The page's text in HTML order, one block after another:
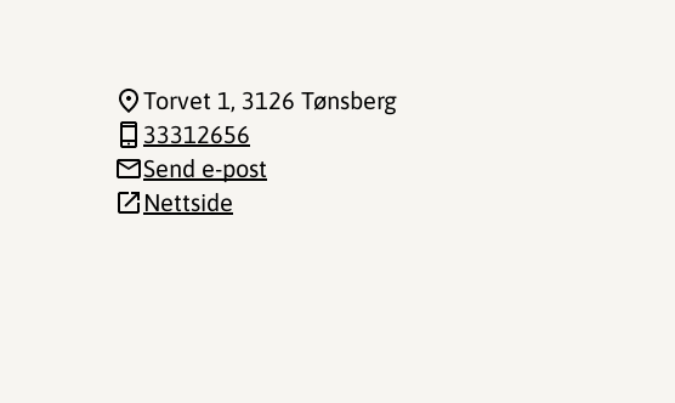
Torvet 1, 3126 Tønsberg
33312656
Send e-post
Nettside